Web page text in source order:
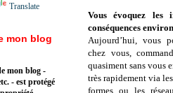
Vous évoquez
conséquences
Aujourd’hui, vous
chez vous,
quasiment sans vous
très rapidement via
formes ou les
Translate
mon blog
mon blog -
- est protégé